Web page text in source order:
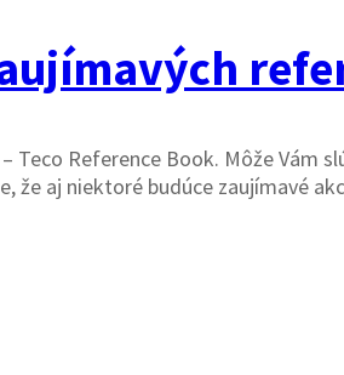
Teco Reference Book. Môže Vám
že aj niektoré budúce zaujímavé